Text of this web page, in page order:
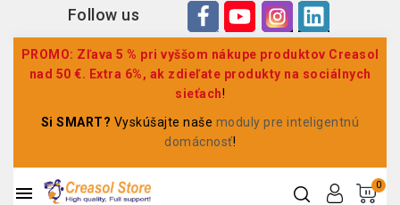
Follow us
PROMO: Zľava 5 % pri vyššom nákupe produktov Creasol
nad 50 €. Extra 6%, ak zdieľate produkty na sociálnych
sieťach!
Si SMART? Vyskúšajte naše moduly pre inteligentnú
domácnosť!
0
